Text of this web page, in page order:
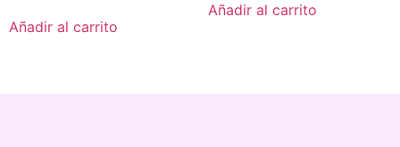
Añadir al carrito
Añadir al carrito